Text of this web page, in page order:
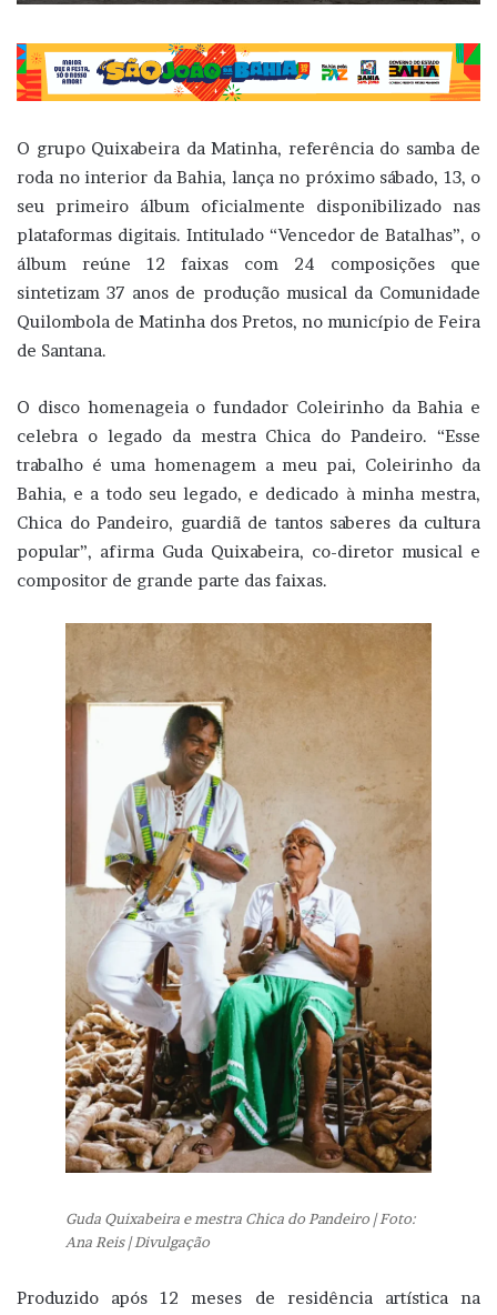
O grupo Quixabeira da Matinha, referência do samba de
roda no interior da Bahia, lança no próximo sábado, 13, o
seu primeiro álbum oficialmente disponibilizado nas
plataformas digitais. Intitulado “Vencedor de Batalhas”, o
álbum reúne 12 faixas com 24 composições que
sintetizam 37 anos de produção musical da Comunidade
Quilombola de Matinha dos Pretos, no município de Feira
de Santana.
O disco homenageia o fundador Coleirinho da Bahia e
celebra o legado da mestra Chica do Pandeiro. “Esse
trabalho é uma homenagem a meu pai, Coleirinho da
Bahia, e a todo seu legado, e dedicado à minha mestra,
Chica do Pandeiro, guardiã de tantos saberes da cultura
popular”, afirma Guda Quixabeira, co-diretor musical e
compositor de grande parte das faixas.
Guda Quixabeira e mestra Chica do Pandeiro | Foto:
Ana Reis | Divulgação
Produzido após 12 meses de residência artística na